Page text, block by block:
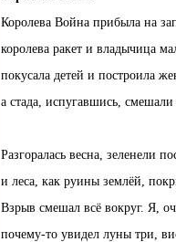
Королева Война прибыла на
королева ракет и владычица
покусала детей и построила
а стада, испугавшись,
Разгоралась весна, зеленели
и леса, как руины землёй,
Взрыв смешал всё вокруг. Я,
почему-то увидел луны три,